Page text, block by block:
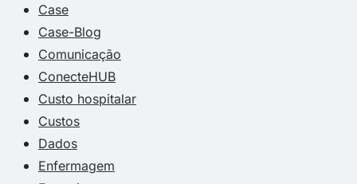
Case
Case-Blog
Comunicação
ConecteHUB
Custo hospitalar
Custos
Dados
Enfermagem